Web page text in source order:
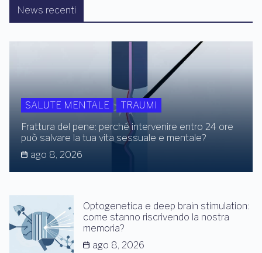
News recenti
SALUTE MENTALE
TRAUMI
Frattura del pene: perché intervenire entro 24 ore
può salvare la tua vita sessuale e mentale?
ago 8, 2026
Optogenetica e deep brain stimulation:
come stanno riscrivendo la nostra
memoria?
ago 8, 2026